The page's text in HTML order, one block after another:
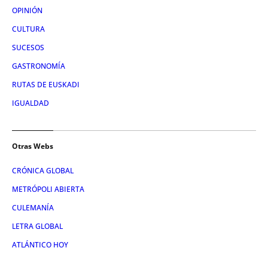
OPINIÓN
CULTURA
SUCESOS
GASTRONOMÍA
RUTAS DE EUSKADI
IGUALDAD
Otras Webs
CRÓNICA GLOBAL
METRÓPOLI ABIERTA
CULEMANÍA
LETRA GLOBAL
ATLÁNTICO HOY